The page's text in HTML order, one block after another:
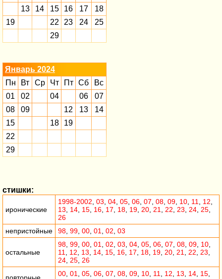
13
14 15 16 17
18
19
22 23 24
25
29
Январь 2024
Пн
Вт Ср Чт Пт Сб
Вс
01
02 04 06
07
08
09 12 13
14
15
18
19
22
29
стишки:
иронические
1998-2002 03 04 05 06 07 08 09 10 11 12
13
14 15 16 17 18 19 20 21 22 23 24 25
26
непристойные
98 99 00 01 02 03
остальные
98 99 00 01 02 03 04 05 06 07 08 09 10
11
12 13 14 15 16 17 18 19 20 21 22 23
24 25 26
00 01 05 06 07 08 09 10 11 12 13 14 15